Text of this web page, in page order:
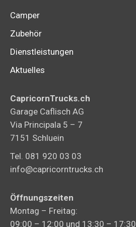
Camper
Zubehör
Dienstleistungen
Aktuelles
CapricornTrucks.ch
Garage Caflisch AG
Via Principala 5 – 7
7151 Schluein
Tel. 081 920 03 03
info@capricorntrucks.ch
Öffnungszeiten
Montag – Freitag:
09:00 – 12:00 und 13:30 – 17:30